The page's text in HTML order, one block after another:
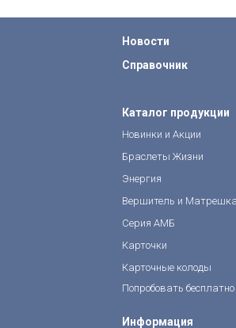
Новости
Каталог продукции
Вершитель и Матрешка
Карточные колоды
Браслеты Жизни
Карточки
Серия АМБ
Справочник
Информация
Новинки и Акции
Энергия
Попробовать бесплатно